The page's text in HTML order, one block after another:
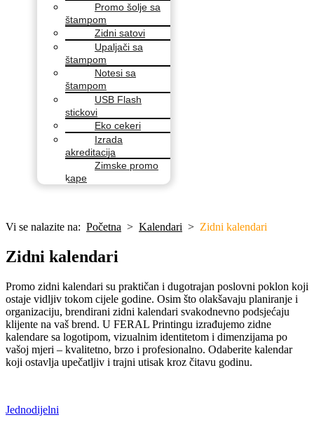
Promo šolje sa
štampom
Zidni satovi
Upaljači sa
štampom
Notesi sa
štampom
USB Flash
stickovi
Eko cekeri
Izrada
akreditacija
Zimske promo
kape
Vi se nalazite na: Početna > Kalendari > Zidni kalendari
Zidni kalendari
Promo zidni kalendari su praktičan i dugotrajan poslovni poklon koji
ostaje vidljiv tokom cijele godine. Osim što olakšavaju planiranje i
organizaciju, brendirani zidni kalendari svakodnevno podsjećaju
klijente na vaš brend. U FERAL Printingu izrađujemo zidne
kalendare sa logotipom, vizualnim identitetom i dimenzijama po
vašoj mjeri – kvalitetno, brzo i profesionalno. Odaberite kalendar
koji ostavlja upečatljiv i trajni utisak kroz čitavu godinu.
Jednodijelni